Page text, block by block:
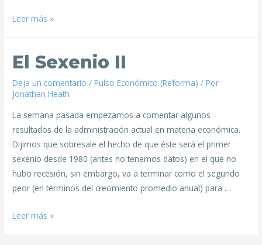
Leer más »
El Sexenio II
Deja un comentario /Pulso Económico (Reforma) / Por
Jonathan Heath
La semana pasada empezamos a comentar algunos
resultados de la administración actual en materia económica.
Dijimos que sobresale el hecho de que éste será el primer
sexenio desde 1980 (antes no tenemos datos) en el que no
hubo recesión, sin embargo, va a terminar como el segundo
peor (en términos del crecimiento promedio anual) para …
Leer más »